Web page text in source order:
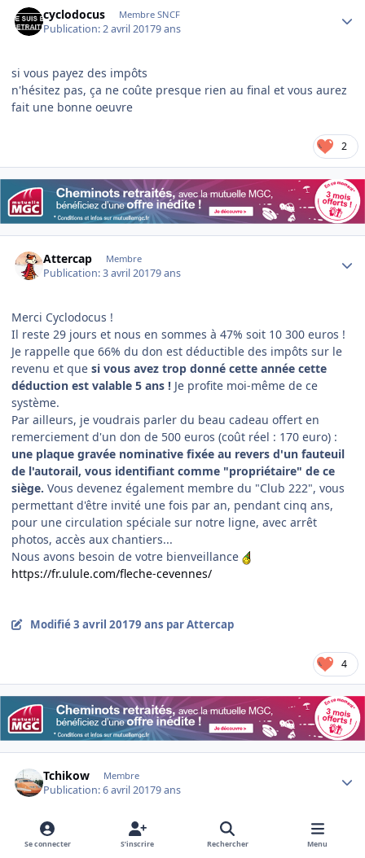
cyclodocus Membre SNCF
Publication:2 avril 20179 ans
si vous payez des impôts
n'hésitez pas, ça ne coûte presque rien au final et vous aurez
fait une bonne oeuvre
2
Attercap Membre
Publication:3 avril 20179 ans
Merci Cyclodocus !
Il reste 29 jours et nous en sommes à 47% soit 10 300 euros !
Je rappelle que 66% du don est déductible des impôts sur le
revenu et que si vous avez trop donné cette année cette
déduction est valable 5 ans ! Je profite moi-même de ce
système.
Par ailleurs, je voudrais parler du beau cadeau offert en
remerciement d'un don de 500 euros (coût réel : 170 euro) :
une plaque gravée nominative fixée au revers d'un fauteuil
de l'autorail, vous identifiant comme "propriétaire" de ce
siège. Vous devenez également membre du "Club 222", vous
permettant d'être invité une fois par an, pendant cinq ans,
pour une circulation spéciale sur notre ligne, avec arrêt
photos, accès aux chantiers...
Nous avons besoin de votre bienveillance
https://fr.ulule.com/fleche-cevennes/
Modifié3 avril 20179 ans par Attercap
4
Tchikow Membre
Publication:6 avril 20179 ans
Je vous souhaite bon courage! Et j'espère que vous réussirez à
réunir la somme demandée!
Se connecter S’inscrire Rechercher Menu